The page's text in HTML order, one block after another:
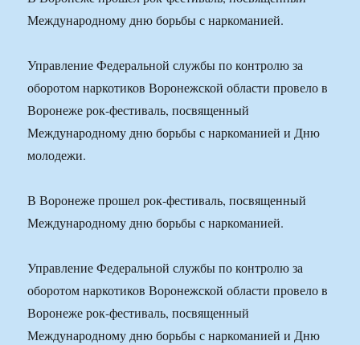
Международному дню борьбы с наркоманией.
Управление Федеральной службы по контролю за
оборотом наркотиков Воронежской области провело в
Воронеже рок-фестиваль, посвященный
Международному дню борьбы с наркоманией и Дню
молодежи.
В Воронеже прошел рок-фестиваль, посвященный
Международному дню борьбы с наркоманией.
Управление Федеральной службы по контролю за
оборотом наркотиков Воронежской области провело в
Воронеже рок-фестиваль, посвященный
Международному дню борьбы с наркоманией и Дню